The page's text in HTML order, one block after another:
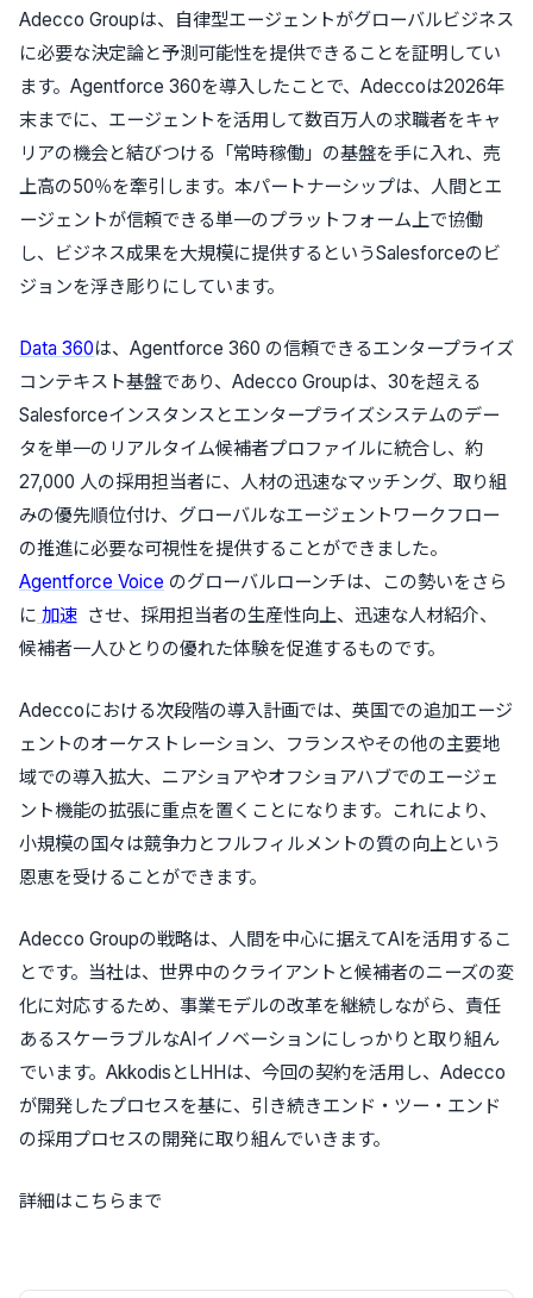
Adecco Groupは、自律型エージェントがグローバルビジネス
に必要な決定論と予測可能性を提供できることを証明してい
ます。Agentforce 360を導入したことで、Adeccoは2026年
末までに、エージェントを活用して数百万人の求職者をキャ
リアの機会と結びつける「常時稼働」の基盤を手に入れ、売
上高の50％を牽引します。本パートナーシップは、人間とエ
ージェントが信頼できる単一のプラットフォーム上で協働
し、ビジネス成果を大規模に提供するというSalesforceのビ
ジョンを浮き彫りにしています。
Data 360は、Agentforce 360 の信頼できるエンタープライズ
コンテキスト基盤であり、Adecco Groupは、30を超える
Salesforceインスタンスとエンタープライズシステムのデー
タを単一のリアルタイム候補者プロファイルに統合し、約
27,000 人の採用担当者に、人材の迅速なマッチング、取り組
みの優先順位付け、グローバルなエージェントワークフロー
の推進に必要な可視性を提供することができました。
Agentforce Voice のグローバルローンチは、この勢いをさら
に 加速 させ、採用担当者の生産性向上、迅速な人材紹介、
候補者一人ひとりの優れた体験を促進するものです。
Adeccoにおける次段階の導入計画では、英国での追加エージ
ェントのオーケストレーション、フランスやその他の主要地
域での導入拡大、ニアショアやオフショアハブでのエージェ
ント機能の拡張に重点を置くことになります。これにより、
小規模の国々は競争力とフルフィルメントの質の向上という
恩恵を受けることができます。
Adecco Groupの戦略は、人間を中心に据えてAIを活用するこ
とです。当社は、世界中のクライアントと候補者のニーズの変
化に対応するため、事業モデルの改革を継続しながら、責任
あるスケーラブルなAIイノベーションにしっかりと取り組ん
でいます。AkkodisとLHHは、今回の契約を活用し、Adecco
が開発したプロセスを基に、引き続きエンド・ツー・エンド
の採用プロセスの開発に取り組んでいきます。
詳細はこちらまで